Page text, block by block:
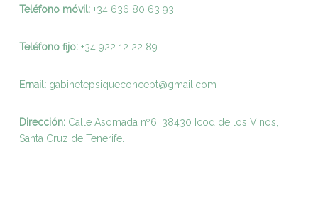
Teléfono móvil: +34 636 80 63 93
Teléfono fijo:+34 922 12 22 89
Email: gabinetepsiqueconcept@gmail.com
Dirección:Calle Asomada nº6, 38430 Icod de los Vinos,
Santa Cruz de Tenerife.